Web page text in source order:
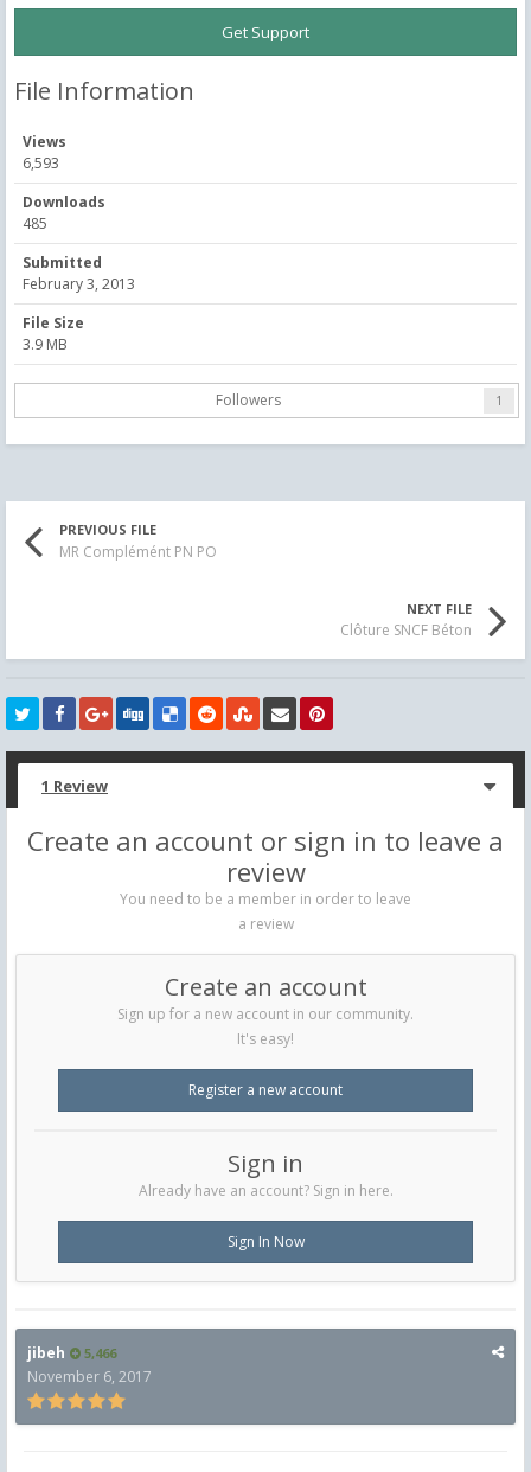
Get Support
File Information
Views
6,593
Downloads
485
Submitted
February 3, 2013
File Size
3.9 MB
Followers 1
PREVIOUS FILE
MR Complémént PN PO
NEXT FILE
Clôture SNCF Béton
1 Review
Create an account or sign in to leave a
review
You need to be a member in order to leave
a review
Create an account
Sign up for a new account in our community.
It's easy!
Register a new account
Sign in
Already have an account? Sign in here.
Sign In Now
jibeh 5,466
November 6, 2017